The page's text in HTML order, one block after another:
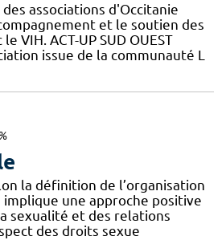
associations d'Occitanie
et le soutien des
VIH. ACT-UP SUD OUEST
issue de la communauté L
la définition de l’organisation
une approche positive
sexualité et des relations
des droits sexue